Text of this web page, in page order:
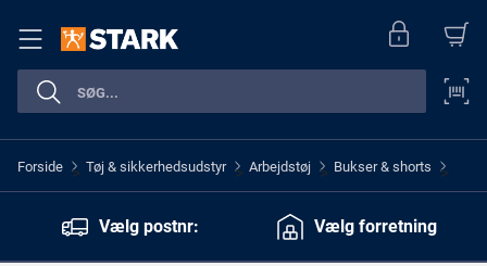
Forside > Tøj & sikkerhedsudstyr > Arbejdstøj > Bukser & shorts >
Vælg postnr: Vælg forretning